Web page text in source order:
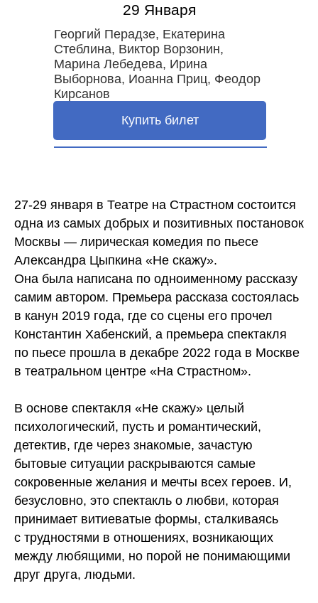
29 Января
Купить билет
Георгий Перадзе, Екатерина
Стеблина, Виктор Ворзонин,
Марина Лебедева, Ирина
Выборнова, Иоанна Приц, Феодор
Кирсанов
27-29 января в Театре на Страстном состоится
одна из самых добрых и позитивных постановок
Москвы — лирическая комедия по пьесе
Александра Цыпкина «Не скажу».
Она была написана по одноименному рассказу
самим автором. Премьера рассказа состоялась
в канун 2019 года, где со сцены его прочел
Константин Хабенский, а премьера спектакля
по пьесе прошла в декабре 2022 года в Москве
в театральном центре «На Страстном».
В основе спектакля «Не скажу» целый
психологический, пусть и романтический,
детектив, где через знакомые, зачастую
бытовые ситуации раскрываются самые
сокровенные желания и мечты всех героев. И,
безусловно, это спектакль о любви, которая
принимает витиеватые формы, сталкиваясь
с трудностями в отношениях, возникающих
между любящими, но порой не понимающими
друг друга, людьми.